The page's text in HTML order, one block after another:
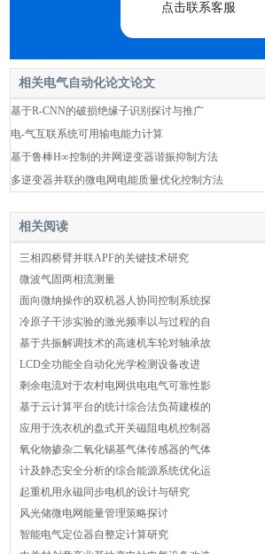
点击联系客服
相关电气自动化论文论文
基于R-CNN的破损绝缘子识别探讨与推广
电-气互联系统可用输电能力计算
基于鲁棒H∞控制的并网逆变器谐振抑制方法
多逆变器并联的微电网电能质量优化控制方法
相关阅读
三相四桥臂并联APF的关键技术研究
微波气固两相流测量
面向微纳操作的双机器人协同控制系统探
冷原子干涉实验的激光频率以与过程的自
基于共振解调技术的高速机车轮对轴承故
LCD全功能全自动化光学检测设备改进
剩余电流对于农村电网供电电气可靠性影
基于云计算平台的统计综合法负荷建模的
应用于洗衣机的盘式开关磁阻电机控制器
氧化物掺杂二氧化锡基气体传感器的气体
计及静态安全分析的综合能源系统优化运
起重机用永磁同步电机的设计与研究
风光储微电网能量管理策略探讨
智能电气定位器自整定计算研究